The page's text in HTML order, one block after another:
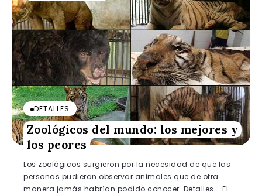
DETALLES
Zoológicos del mundo: los mejores y
los peores
Los zoológicos surgieron por la necesidad de que las
personas pudieran observar animales que de otra
manera jamás habrían podido conocer. Detalles.- El...